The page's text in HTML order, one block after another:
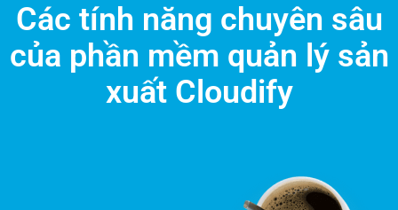
Các tính năng chuyên sâu
của phần mềm quản lý sản
xuất Cloudify